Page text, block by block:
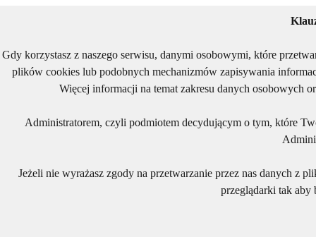
Gdy korzystasz z naszego serwisu, danymi osobowymi, które
plików cookies lub podobnych mechanizmów zapisywania
Więcej informacji na temat zakresu danych osobowych
Administratorem, czyli podmiotem decydującym o tym, które
Jeżeli nie wyrażasz zgody na przetwarzanie przez nas danych z
przeglądarki tak aby